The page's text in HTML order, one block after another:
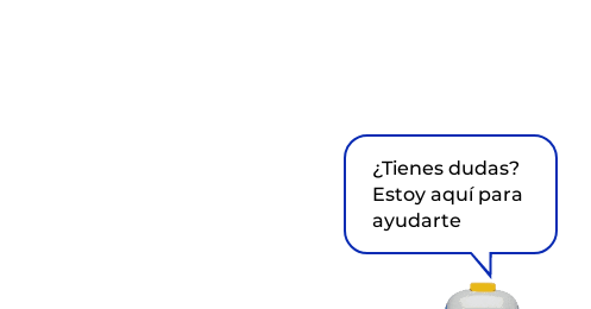
¿Tienes dudas?
Estoy aquí para
ayudarte